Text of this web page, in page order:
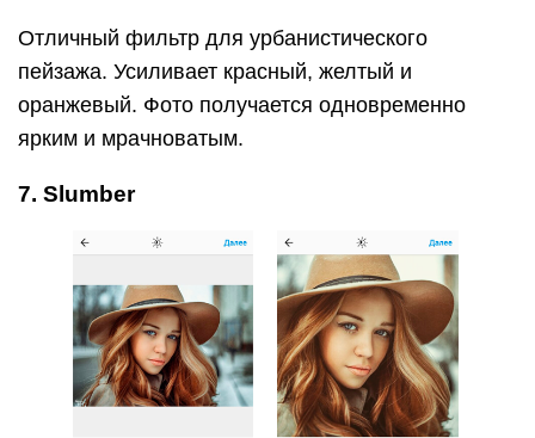
Отличный фильтр для урбанистического
пейзажа. Усиливает красный, желтый и
оранжевый. Фото получается одновременно
ярким и мрачноватым.
7. Slumber